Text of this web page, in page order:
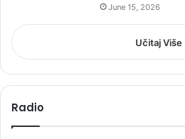
June 15, 2026
Učitaj Više
Radio